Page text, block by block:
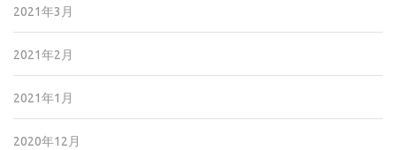
2021年3月
2021年2月
2021年1月
2020年12月